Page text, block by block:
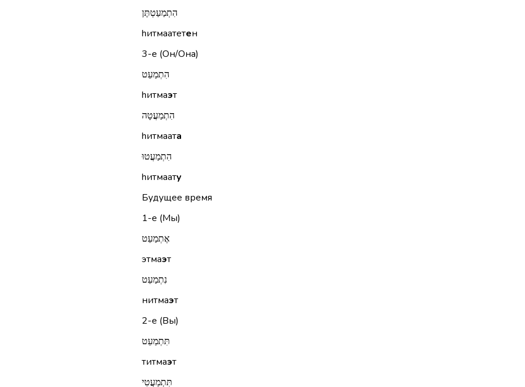
הִתְמַעַטְתֶּן
hитмаатетен
3-е (Он/Она)
הִתְמַעֵט
hитмаэт
הִתְמַעֲטָה
hитмаата
הִתְמַעֲטוּ
hитмаату
Будущее время
1-е (Мы)
אֶתְמַעֵט
этмаэт
נִתְמַעֵט
нитмаэт
2-е (Вы)
תִּתְמַעֵט
титмаэт
תִּתְמַעֲטִי